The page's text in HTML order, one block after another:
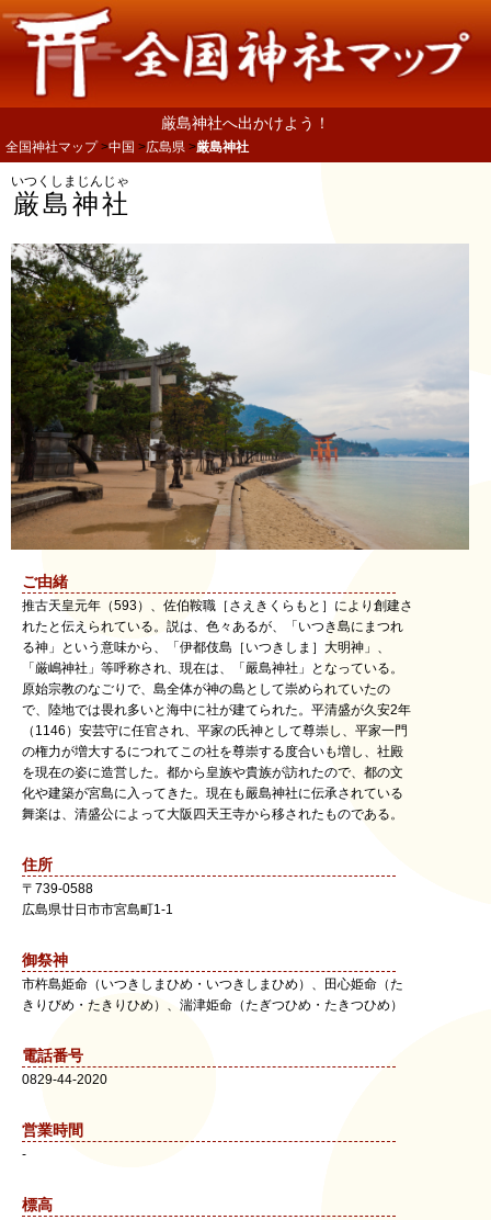
厳島神社へ出かけよう！
全国神社マップ 中国 広島県 厳島神社
厳島神社
いつくしまじんじゃ
ご由緒
推古天皇元年（593）、佐伯鞍職［さえきくらもと］により創建さ
れたと伝えられている。説は、色々あるが、「いつき島にまつれ
る神」という意味から、「伊都伎島［いつきしま］大明神」、
「厳嶋神社」等呼称され、現在は、「嚴島神社」となっている。
原始宗教のなごりで、島全体が神の島として崇められていたの
で、陸地では畏れ多いと海中に社が建てられた。平清盛が久安2年
（1146）安芸守に任官され、平家の氏神として尊崇し、平家一門
の権力が増大するにつれてこの社を尊崇する度合いも増し、社殿
を現在の姿に造営した。都から皇族や貴族が訪れたので、都の文
化や建築が宮島に入ってきた。現在も嚴島神社に伝承されている
舞楽は、清盛公によって大阪四天王寺から移されたものである。
住所
〒 739-0588
広島県廿日市市宮島町1-1
御祭神
市杵島姫命（いつきしまひめ・いつきしまひめ）、田心姫命（た
きりびめ・たきりひめ）、湍津姫命（たぎつひめ・たきつひめ）
電話番号
0829-44-2020
営業時間
-
標高